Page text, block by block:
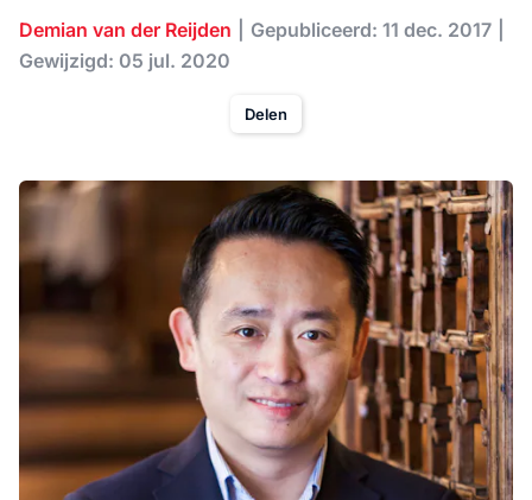
Demian van der Reijden
Gepubliceerd: 11 dec. 2017
Gewijzigd: 05 jul. 2020
Delen